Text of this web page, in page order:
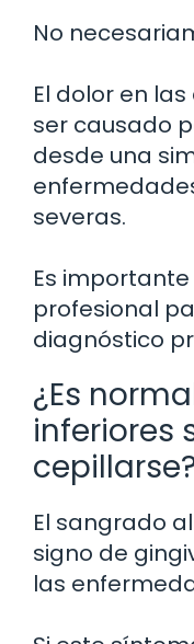
No
El dolor en
ser causado
desde una
severas.
Es
profesional
diagnóstico
¿Es
inferiores
El sangrado
signo de
las